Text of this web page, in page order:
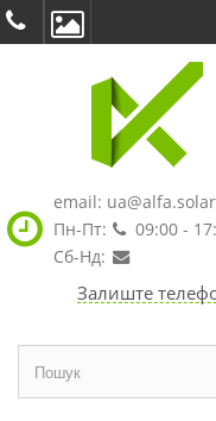
email: ua@alfa.solar
Пн-Пт:
09:00 -
Сб-Нд:
Залиште